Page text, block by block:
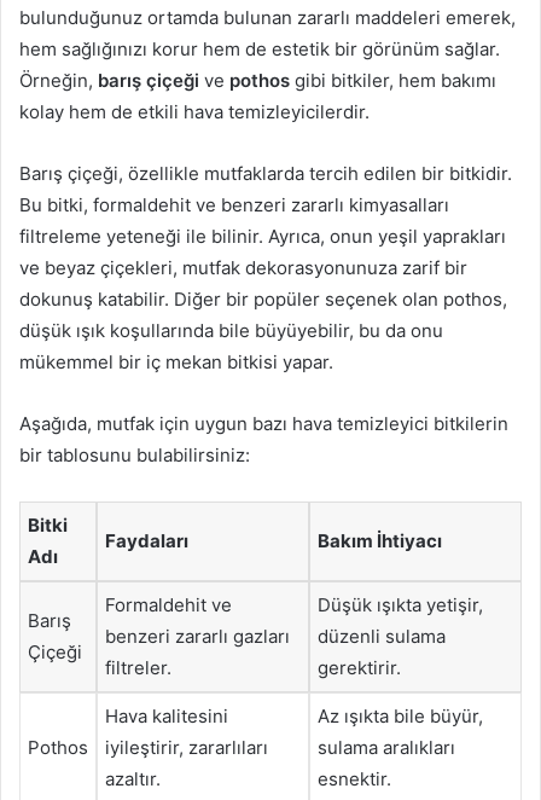
bulunduğunuz ortamda bulunan zararlı maddeleri emerek,
hem sağlığınızı korur hem de estetik bir görünüm sağlar.
Örneğin, barış çiçeği ve pothos gibi bitkiler, hem bakımı
kolay hem de etkili hava temizleyicilerdir.
Barış çiçeği, özellikle mutfaklarda tercih edilen bir bitkidir.
Bu bitki, formaldehit ve benzeri zararlı kimyasalları
filtreleme yeteneği ile bilinir. Ayrıca, onun yeşil yaprakları
ve beyaz çiçekleri, mutfak dekorasyonunuza zarif bir
dokunuş katabilir. Diğer bir popüler seçenek olan pothos,
düşük ışık koşullarında bile büyüyebilir, bu da onu
mükemmel bir iç mekan bitkisi yapar.
Aşağıda, mutfak için uygun bazı hava temizleyici bitkilerin
bir tablosunu bulabilirsiniz:
Bitki
Adı
Faydaları Bakım İhtiyacı
Barış
Çiçeği
Formaldehit ve
benzeri zararlı gazları
filtreler.
Düşük ışıkta yetişir,
düzenli sulama
gerektirir.
Pothos
Hava kalitesini
iyileştirir, zararlıları
azaltır.
Az ışıkta bile büyür,
sulama aralıkları
esnektir.